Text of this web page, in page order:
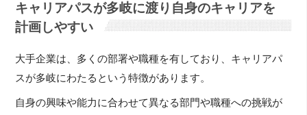
キャリアパスが多岐に渡り自身のキャリアを
計画しやすい
大手企業は、多くの部署や職種を有しており、キャリアパ
スが多岐にわたるという特徴があります。
自身の興味や能力に合わせて異なる部門や職種への挑戦が